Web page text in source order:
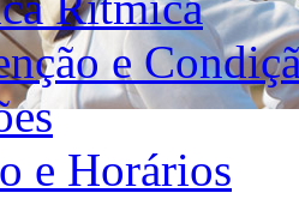
e
e Horários